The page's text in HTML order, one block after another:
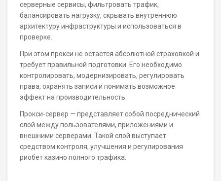
серверные сервисы, фильтровать трафик,
балансировать нагрузку, скрывать внутреннюю
архитектуру инфраструктуры и использоваться в
проверке.
При этом прокси не остается абсолютной страховкой и
требует правильной подготовки. Его необходимо
контролировать, модернизировать, регулировать
права, охранять записи и понимать возможное
эффект на производительность.
Прокси-сервер — представляет собой посреднический
слой между пользователями, приложениями и
внешними серверами. Такой слой выступает
средством контроля, улучшения и регулирования
риобет казино полного трафика.